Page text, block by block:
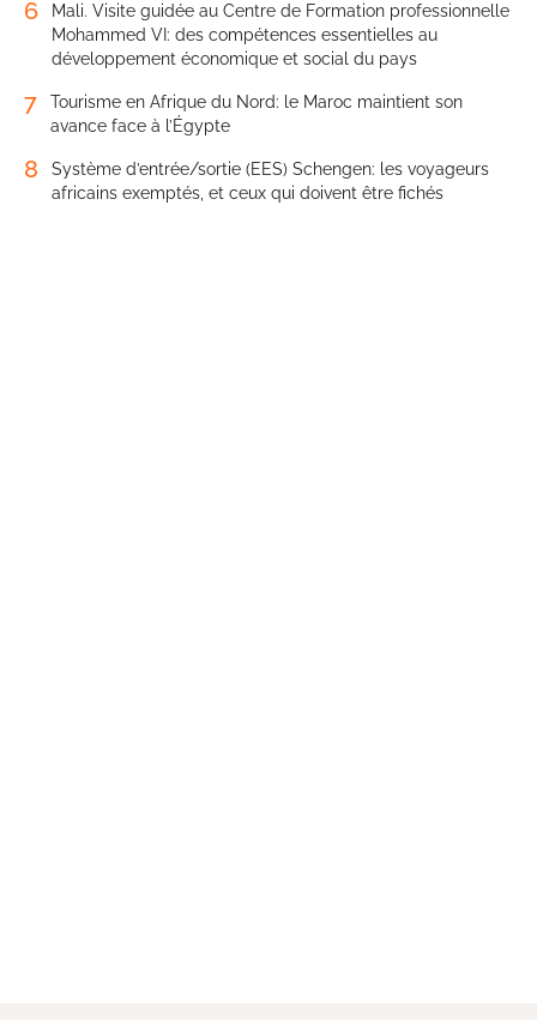
6
Mali. Visite guidée au Centre de Formation professionnelle
Mohammed VI: des compétences essentielles au
développement économique et social du pays
7
Tourisme en Afrique du Nord: le Maroc maintient son
avance face à l’Égypte
8
Système d’entrée/sortie (EES) Schengen: les voyageurs
africains exemptés, et ceux qui doivent être fichés